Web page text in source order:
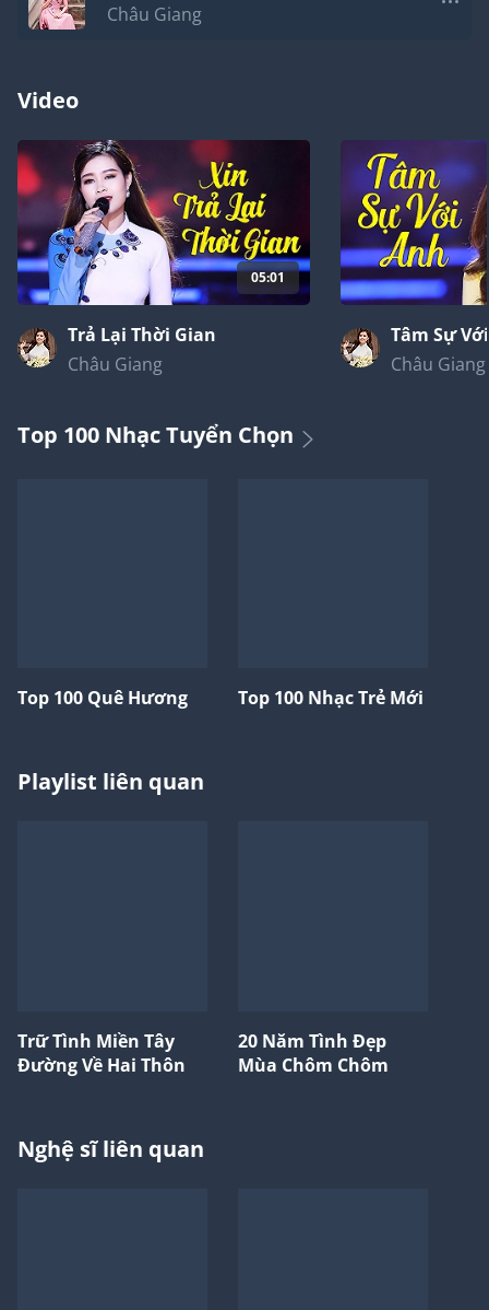
Châu Giang
Video
05:01
Trả Lại Thời Gian
Châu Giang
Tâm Sự
Châu Giang
Top 100 Nhạc Tuyển Chọn
Top 100 Quê Hương Top 100 Nhạc Trẻ Mới
Playlist liên quan
Trữ Tình Miền Tây
Đường Về Hai Thôn
20 Năm Tình Đẹp
Mùa Chôm Chôm
Nghệ sĩ liên quan